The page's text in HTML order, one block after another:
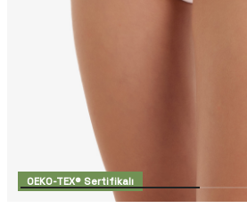
OEKO-TEX® Sertifikalı